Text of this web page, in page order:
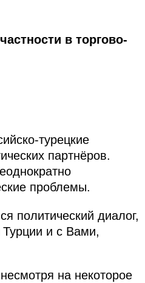
в торгово-
турецкие
партнёров.
проблемы.
политический диалог,
и с Вами,
на некоторое